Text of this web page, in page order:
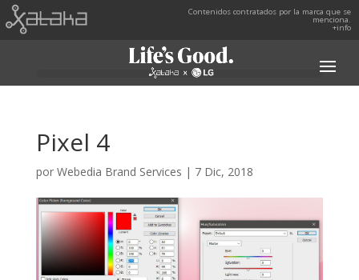
Contenidos contratados por la marca que se
menciona.
+info
Pixel 4
por Webedia Brand Services | 7 Dic, 2018